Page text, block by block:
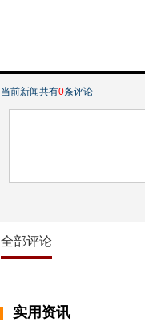
当前新闻共有0条评论
全部评论
实用资讯